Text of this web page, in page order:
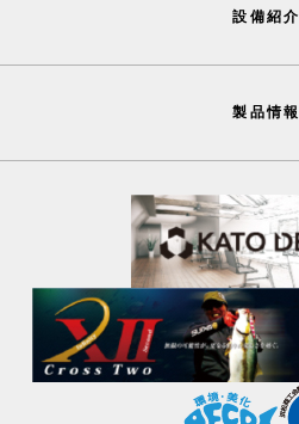
設備紹介
製品情報